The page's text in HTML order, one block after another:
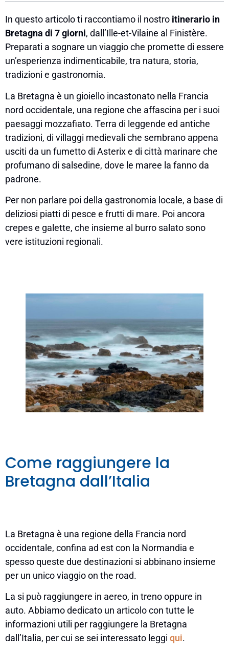
In questo articolo ti raccontiamo il nostro itinerario in
Bretagna di 7 giorni, dall’Ille-et-Vilaine al Finistère.
Preparati a sognare un viaggio che promette di essere
un’esperienza indimenticabile, tra natura, storia,
tradizioni e gastronomia.
La Bretagna è un gioiello incastonato nella Francia
nord occidentale, una regione che affascina per i suoi
paesaggi mozzafiato. Terra di leggende ed antiche
tradizioni, di villaggi medievali che sembrano appena
usciti da un fumetto di Asterix e di città marinare che
profumano di salsedine, dove le maree la fanno da
padrone.
Per non parlare poi della gastronomia locale, a base di
deliziosi piatti di pesce e frutti di mare. Poi ancora
crepes e galette, che insieme al burro salato sono
vere istituzioni regionali.
Come raggiungere la
Bretagna dall’Italia
La Bretagna è una regione della Francia nord
occidentale, confina ad est con la Normandia e
spesso queste due destinazioni si abbinano insieme
per un unico viaggio on the road.
La si può raggiungere in aereo, in treno oppure in
auto. Abbiamo dedicato un articolo con tutte le
informazioni utili per raggiungere la Bretagna
dall’Italia, per cui se sei interessato leggi qui.